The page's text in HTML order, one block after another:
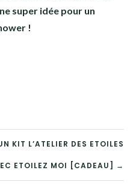
super idée pour un
!
KIT L’ATELIER DES ETOILES
ETOILEZ MOI [CADEAU] →